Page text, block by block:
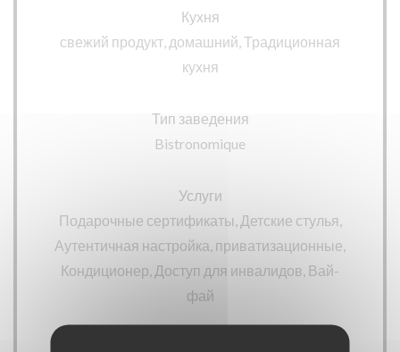
Кухня
свежий продукт, домашний, Традиционная
кухня
Тип заведения
Bistronomique
Услуги
Подарочные сертификаты, Детские стулья,
Аутентичная настройка, приватизационные,
Кондиционер, Доступ для инвалидов, Вай-
фай